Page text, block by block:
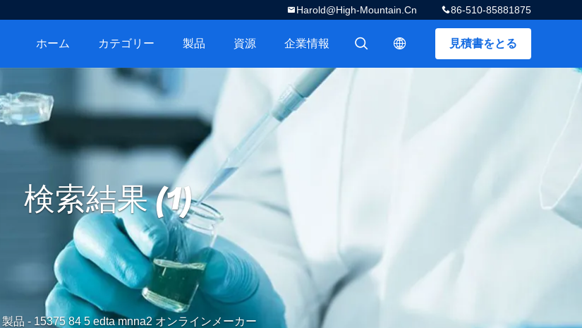
86-510-85881875
Harold@high-Mountain.cn
見積書をとる
ホーム カテゴリー 製品 資源 企業情報
検索結果 (1)
製品 - 15375 84 5 edta mnna2 オンラインメーカー